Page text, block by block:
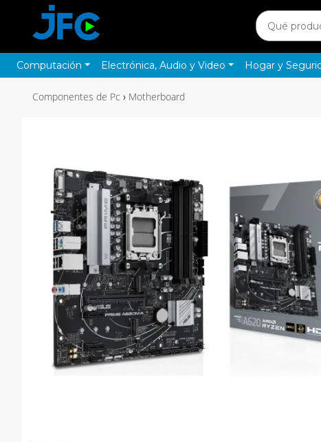
Computación Electrónica, Audio y Video Hogar y
Componentes de Pc › Motherboard